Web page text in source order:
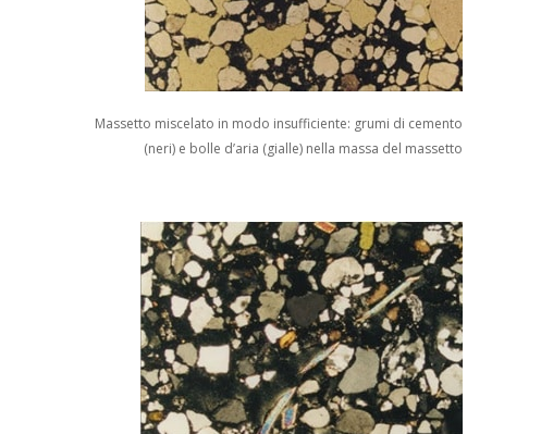
Massetto miscelato in modo insufficiente: grumi di cemento
(neri) e bolle d’aria (gialle) nella massa del massetto